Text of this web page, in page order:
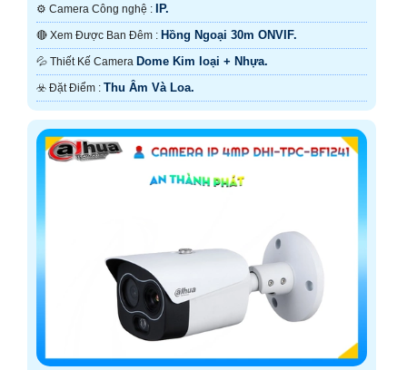
⚙ Camera Công nghệ : IP.
🔴 Xem Được Ban Đêm : Hồng Ngoại 30m ONVIF.
💦 Thiết Kế Camera Dome Kim loại + Nhựa.
️☣️ Đặt Điểm : Thu Âm Và Loa.